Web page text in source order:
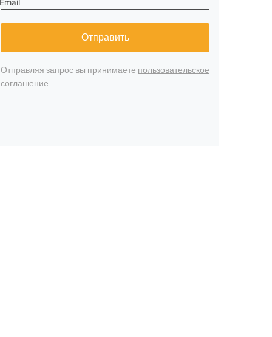
Email
Отправить
Отправляя запрос вы принимаете пользовательское
соглашение